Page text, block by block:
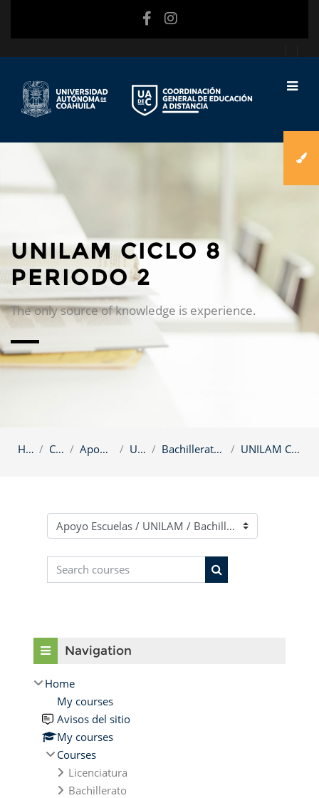
UNILAM CICLO 8
PERIODO 2
The only source of knowledge is experience.
Home Courses Apoyo Escuelas UNILAM Bachillerato Tronco Común UNILAM Ciclo 8 Periodo 2
Course categories
Search courses
Search courses
Navigation
Home
My courses
Avisos del sitio
My courses
Courses
Licenciatura
Bachillerato